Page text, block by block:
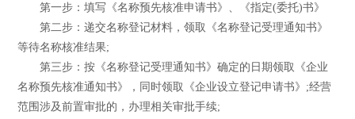
第一步：填写《名称预先核准申请书》、《指定(委托)书》
第二步：递交名称登记材料，领取《名称登记受理通知书》
等待名称核准结果;
第三步：按《名称登记受理通知书》确定的日期领取《企业
名称预先核准通知书》，同时领取《企业设立登记申请书》;经营
范围涉及前置审批的，办理相关审批手续;